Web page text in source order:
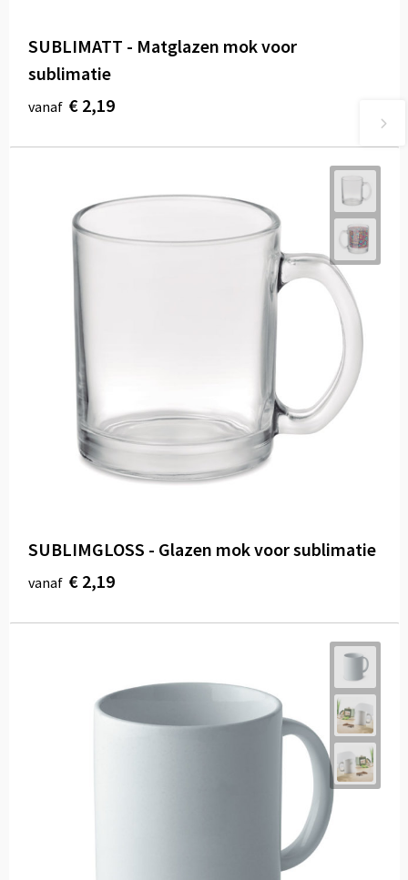
SUBLIMATT - Matglazen mok voor
sublimatie
vanaf € 2,19
SUBLIMGLOSS - Glazen mok voor sublimatie
vanaf € 2,19